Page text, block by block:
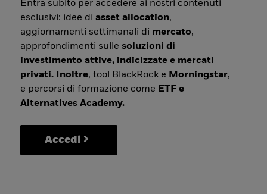
Entra subito per accedere ai nostri contenuti
esclusivi: idee diasset allocation,
aggiornamenti settimanali di mercato,
approfondimenti sullesoluzioni di
investimento attive, indicizzate e mercati
privati. Inoltre, tool BlackRock e Morningstar,
e percorsi di formazione come ETF e
Alternatives Academy.
Accedi